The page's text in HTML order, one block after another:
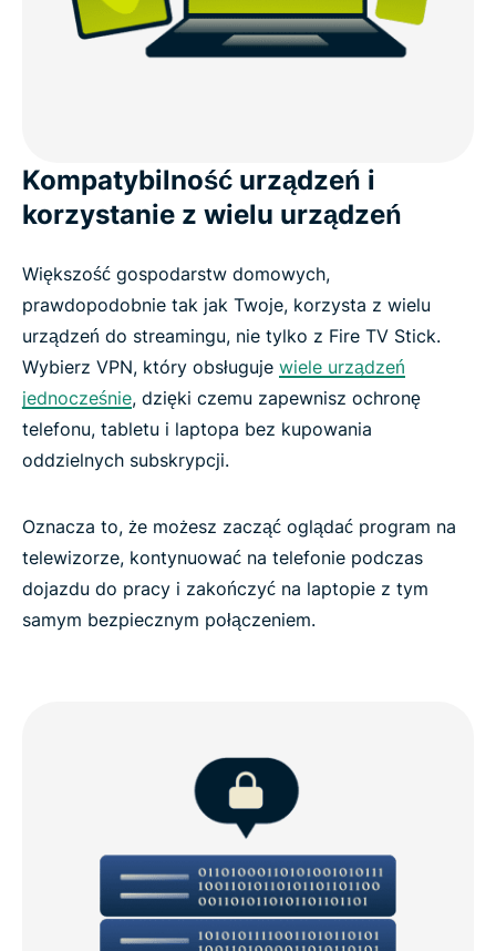
Kompatybilność urządzeń i
korzystanie z wielu urządzeń
Większość gospodarstw domowych,
prawdopodobnie tak jak Twoje, korzysta z wielu
urządzeń do streamingu, nie tylko z Fire TV Stick.
Wybierz VPN, który obsługuje wiele urządzeń
jednocześnie, dzięki czemu zapewnisz ochronę
telefonu, tabletu i laptopa bez kupowania
oddzielnych subskrypcji.
Oznacza to, że możesz zacząć oglądać program na
telewizorze, kontynuować na telefonie podczas
dojazdu do pracy i zakończyć na laptopie z tym
samym bezpiecznym połączeniem.